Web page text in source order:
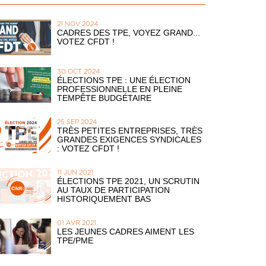
21 NOV 2024
CADRES DES TPE, VOYEZ GRAND...
VOTEZ CFDT !
30 OCT 2024
ÉLECTIONS TPE : UNE ÉLECTION
PROFESSIONNELLE EN PLEINE
TEMPÊTE BUDGÉTAIRE
25 SEP 2024
TRÈS PETITES ENTREPRISES, TRÈS
GRANDES EXIGENCES SYNDICALES
: VOTEZ CFDT !
11 JUN 2021
ÉLECTIONS TPE 2021, UN SCRUTIN
AU TAUX DE PARTICIPATION
HISTORIQUEMENT BAS
01 AVR 2021
LES JEUNES CADRES AIMENT LES
TPE/PME